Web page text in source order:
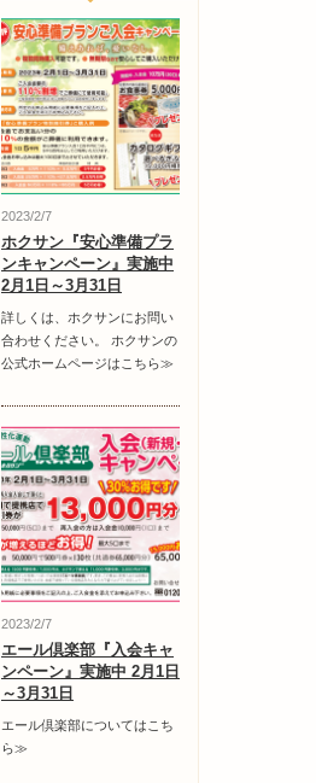
2023/2/7
ホクサン『安心準備プラ
ンキャンペーン』実施中
2月1日～3月31日
詳しくは、ホクサンにお問い
合わせください。 ホクサンの
公式ホームページはこちら≫
2023/2/7
エール倶楽部『入会キャ
ンペーン』実施中 2月1日
～3月31日
エール倶楽部についてはこち
ら≫